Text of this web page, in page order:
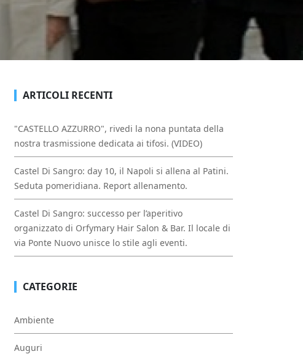
ARTICOLI RECENTI
"CASTELLO AZZURRO", rivedi la nona puntata della
nostra trasmissione dedicata ai tifosi. (VIDEO)
Castel Di Sangro: day 10, il Napoli si allena al Patini.
Seduta pomeridiana. Report allenamento.
Castel Di Sangro: successo per l’aperitivo
organizzato di Orfymary Hair Salon & Bar. Il locale di
via Ponte Nuovo unisce lo stile agli eventi.
CATEGORIE
Ambiente
Auguri